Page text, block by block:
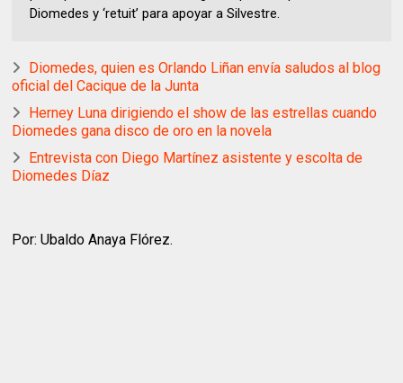
Diomedes y ‘retuit’ para apoyar a Silvestre.
Diomedes, quien es Orlando Liñan envía saludos al blog
oficial del Cacique de la Junta
Herney Luna dirigiendo el show de las estrellas cuando
Diomedes gana disco de oro en la novela
Entrevista con Diego Martínez asistente y escolta de
Diomedes Díaz
Por: Ubaldo Anaya Flórez.